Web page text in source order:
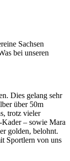
Sachsen
bei unseren
Dies gelang sehr
über 50m
trotz vieler
– sowie Mara
golden, belohnt.
Sportlern von uns